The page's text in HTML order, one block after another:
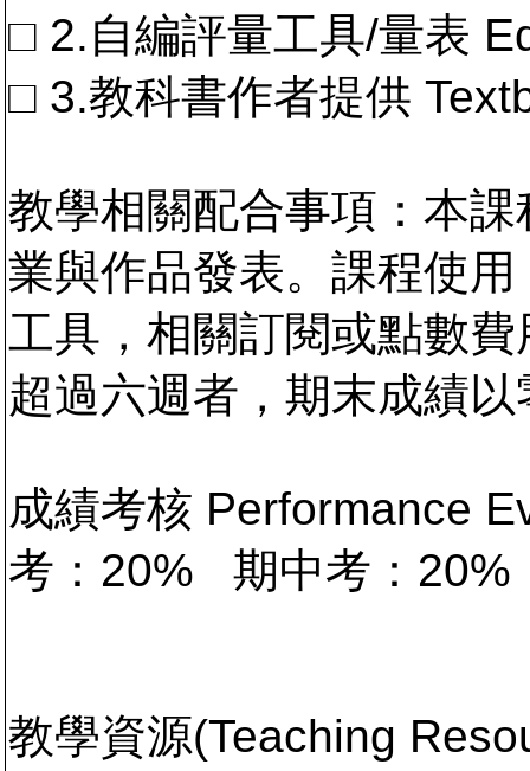
□ 2.自編評量工具/量表
□ 3.教科書作者提供
教學相關配合事項：本
業與作品發表。課程使
工具，相關訂閱或點數
超過六週者，期末成績
成績考核 Performance
考：20% 期中考：
教學資源(Teaching